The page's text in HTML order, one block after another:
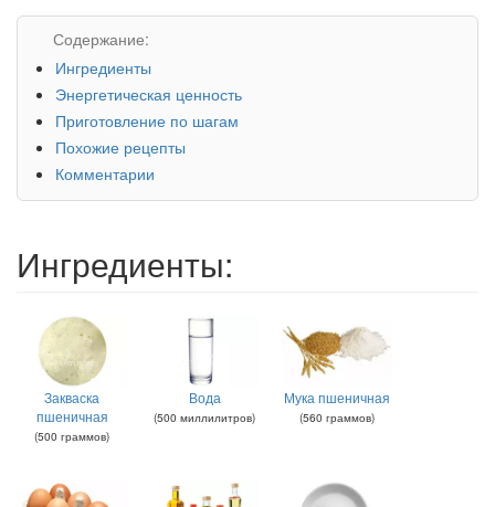
Содержание:
Ингредиенты
Энергетическая ценность
Приготовление по шагам
Похожие рецепты
Комментарии
Ингредиенты:
Закваска
пшеничная
(500 граммов)
Вода
(500 миллилитров)
Мука пшеничная
(560 граммов)